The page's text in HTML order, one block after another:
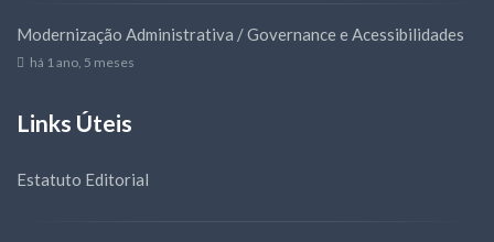
Modernização Administrativa / Governance e Acessibilidades
há 1 ano, 5 meses
Links Úteis
Estatuto Editorial